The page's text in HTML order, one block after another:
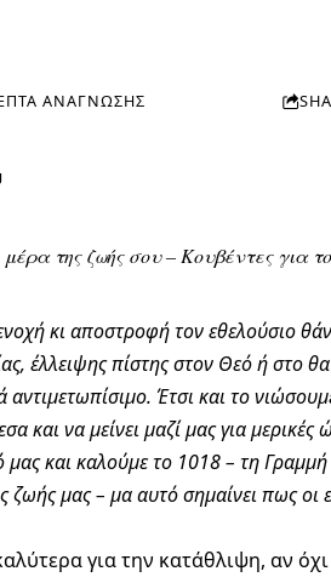
ΑΝΆΓΝΩΣΗΣ
της ζωής σου – Κουβέντες για
κι αποστροφή τον εθελούσιο
έλλειψης πίστης στον Θεό ή στο
Έτσι και το
και να μείνει μαζί μας για μερικές
και καλούμε το 1018 – τη
ζωής μας – μα αυτό σημαίνει πως οι
για την κατάθλιψη, αν